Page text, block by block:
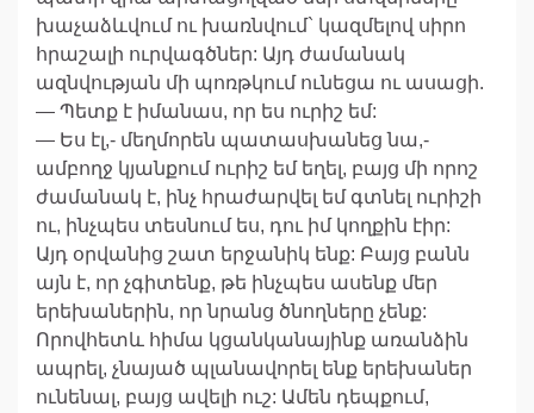
խաչաձևվում ու խառնվում` կազմելով սիրո
հրաշալի ուրվագծներ: Այդ ժամանակ
ազնվության մի պոռթկում ունեցա ու ասացի.
— Պետք է իմանաս, որ ես ուրիշ եմ:
— Ես էլ,- մեղմորեն պատասխանեց նա,-
ամբողջ կյանքում ուրիշ եմ եղել, բայց մի որոշ
ժամանակ է, ինչ հրաժարվել եմ գտնել ուրիշի
ու, ինչպես տեսնում ես, դու իմ կողքին էիր:
Այդ օրվանից շատ երջանիկ ենք: Բայց բանն
այն է, որ չգիտենք, թե ինչպես ասենք մեր
երեխաներին, որ նրանց ծնողները չենք:
Որովհետև հիմա կցանկանայինք առանձին
ապրել, չնայած պլանավորել ենք երեխաներ
ունենալ, բայց ավելի ուշ: Ամեն դեպքում,